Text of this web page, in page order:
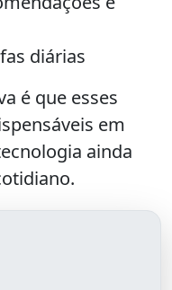
diárias
é que esses
em
ainda